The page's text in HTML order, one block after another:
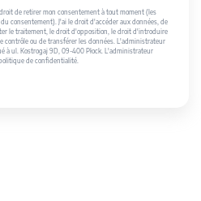
de retirer mon consentement à tout moment (les
consentement). J'ai le droit d'accéder aux données, de
le traitement, le droit d'opposition, le droit d'introduire
contrôle ou de transférer les données. L'administrateur
à ul. Kostrogaj 9D, 09-400 Płock. L'administrateur
de confidentialité.